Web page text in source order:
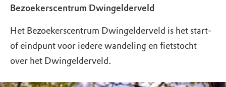
Bezoekerscentrum Dwingelderveld
Het Bezoekerscentrum Dwingelderveld is het start-
of eindpunt voor iedere wandeling en fietstocht
over het Dwingelderveld.